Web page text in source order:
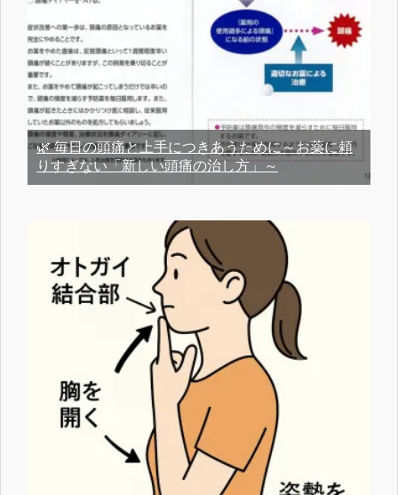
🌿 毎日の頭痛と上手につきあうために～お薬に頼
りすぎない「新しい頭痛の治し方」～